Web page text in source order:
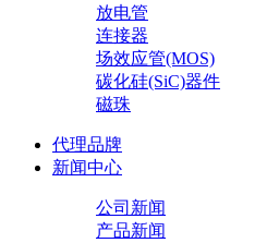
放电管
连接器
场效应管(MOS)
碳化硅(SiC)器件
磁珠
代理品牌
新闻中心
公司新闻
产品新闻